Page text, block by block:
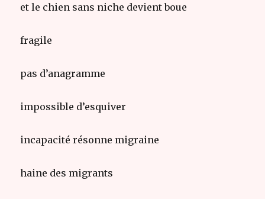
et le chien sans niche devient boue
fragile
pas d’anagramme
impossible d’esquiver
incapacité résonne migraine
haine des migrants